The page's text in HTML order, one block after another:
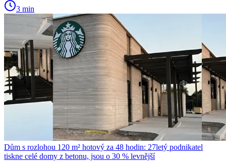
3 min
Dům s rozlohou 120 m² hotový za 48 hodin: 27letý podnikatel
tiskne celé domy z betonu, jsou o 30 % levnější